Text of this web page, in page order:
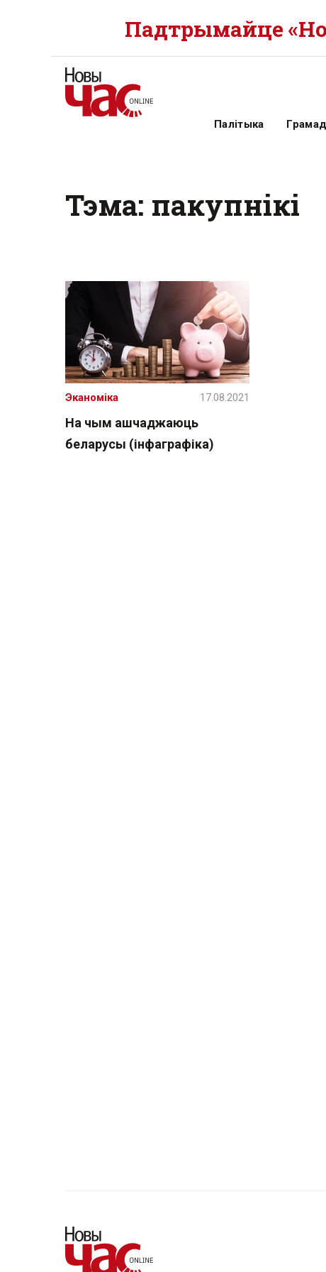
Падтрымайце
Палітыка
Тэма: пакупнікі
На чым ашчаджаюць
беларусы (інфаграфіка)
Эканоміка 17.08.2021